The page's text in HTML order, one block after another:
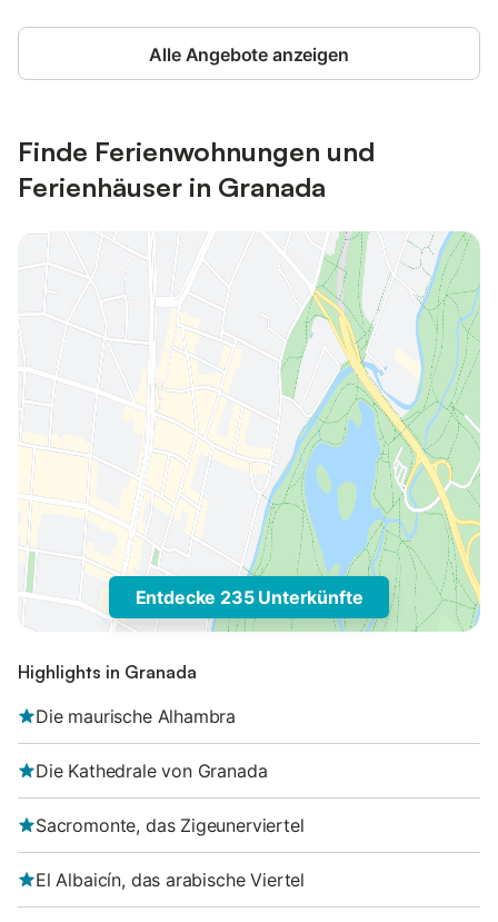
Alle Angebote anzeigen
Finde Ferienwohnungen und
Ferienhäuser in Granada
Entdecke 235 Unterkünfte
Highlights in Granada
Die maurische Alhambra
Die Kathedrale von Granada
Sacromonte, das Zigeunerviertel
El Albaicín, das arabische Viertel